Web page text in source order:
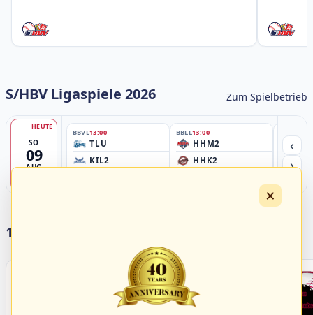
S/HBV Ligaspiele 2026 Zum Spielbetrieb
SO
09
AUG
HEUTE
BBVL13:00
TLU
KIL2
BBLL13:00
HHM2
HHK2
Ballpark
‹
›
17 Vereine im S/HBV
×